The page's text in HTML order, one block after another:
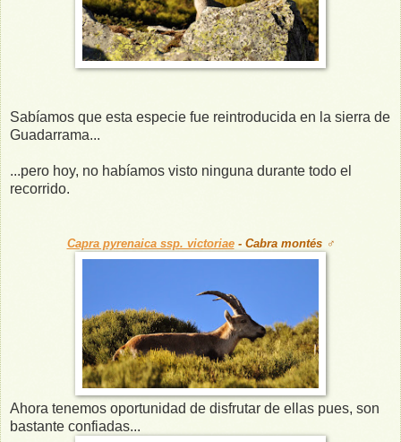
Sabíamos que esta especie fue reintroducida en la sierra de
Guadarrama...
...pero hoy, no habíamos visto ninguna durante todo el
recorrido.
Capra pyrenaica ssp. victoriae- Cabra montés ♂
Ahora tenemos oportunidad de disfrutar de ellas pues, son
bastante confiadas...